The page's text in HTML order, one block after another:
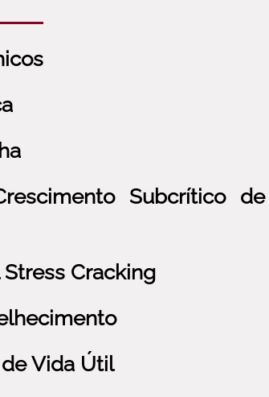
Subcrítico de
Cracking
Vida Útil